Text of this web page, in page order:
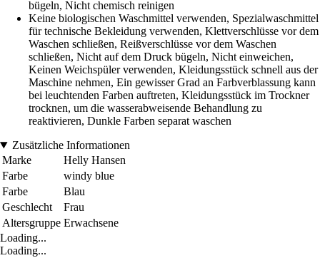
bügeln, Nicht chemisch reinigen
Keine biologischen Waschmittel verwenden, Spezialwaschmittel
für technische Bekleidung verwenden, Klettverschlüsse vor dem
Waschen schließen, Reißverschlüsse vor dem Waschen
schließen, Nicht auf dem Druck bügeln, Nicht einweichen,
Keinen Weichspüler verwenden, Kleidungsstück schnell aus der
Maschine nehmen, Ein gewisser Grad an Farbverblassung kann
bei leuchtenden Farben auftreten, Kleidungsstück im Trockner
trocknen, um die wasserabweisende Behandlung zu
reaktivieren, Dunkle Farben separat waschen
Zusätzliche Informationen
Marke
Helly Hansen
Farbe
windy blue
Farbe
Blau
Geschlecht
Frau
Altersgruppe Erwachsene
Loading...
Loading...